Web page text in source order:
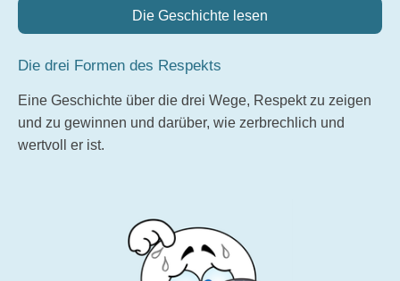
Die Geschichte lesen
Die drei Formen des Respekts
Eine Geschichte über die drei Wege, Respekt zu zeigen
und zu gewinnen und darüber, wie zerbrechlich und
wertvoll er ist.